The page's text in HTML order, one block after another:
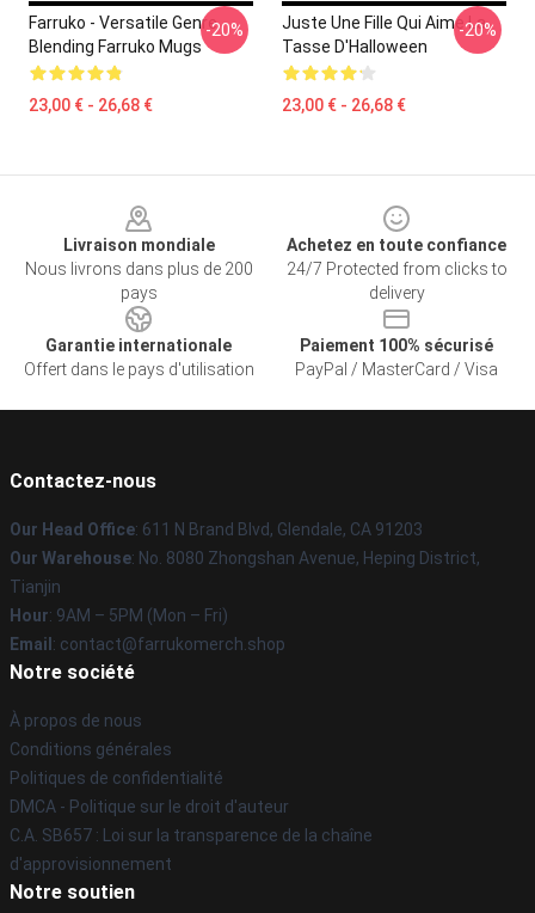
Farruko - Versatile Genre
Blending Farruko Mugs
23,00 € - 26,68 €
-20%
Juste Une Fille Qui Aime La
Tasse D'Halloween
23,00 € - 26,68 €
-20%
Livraison mondiale
Nous livrons dans plus de 200
pays
Achetez en toute confiance
24/7 Protected from clicks to
delivery
Garantie internationale
Offert dans le pays d'utilisation
Paiement 100% sécurisé
PayPal / MasterCard / Visa
Contactez-nous
Our Head Office: 611 N Brand Blvd, Glendale, CA 91203
Our Warehouse: No. 8080 Zhongshan Avenue, Heping District,
Tianjin
Hour: 9AM – 5PM (Mon – Fri)
Email : contact@farrukomerch.shop
Notre société
À propos de nous
Conditions générales
Politiques de confidentialité
DMCA - Politique sur le droit d'auteur
C.A. SB657 : Loi sur la transparence de la chaîne
d'approvisionnement
Notre soutien